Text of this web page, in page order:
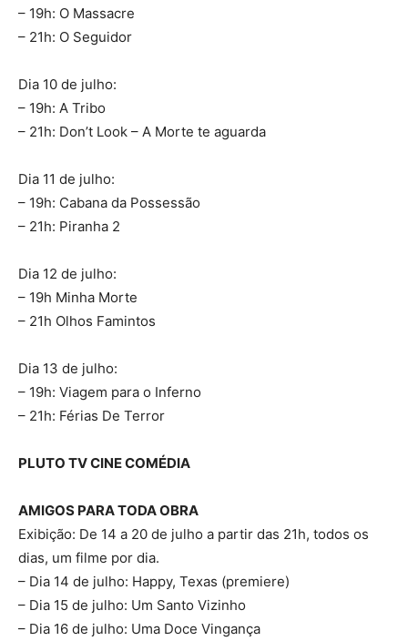
– 19h: O Massacre
– 21h: O Seguidor
Dia 10 de julho:
– 19h: A Tribo
– 21h: Don’t Look – A Morte te aguarda
Dia 11 de julho:
– 19h: Cabana da Possessão
– 21h: Piranha 2
Dia 12 de julho:
– 19h Minha Morte
– 21h Olhos Famintos
Dia 13 de julho:
– 19h: Viagem para o Inferno
– 21h: Férias De Terror
PLUTO TV CINE COMÉDIA
AMIGOS PARA TODA OBRA
Exibição: De 14 a 20 de julho a partir das 21h, todos os
dias, um filme por dia.
– Dia 14 de julho: Happy, Texas (premiere)
– Dia 15 de julho: Um Santo Vizinho
– Dia 16 de julho: Uma Doce Vingança